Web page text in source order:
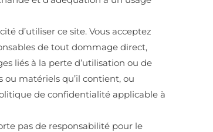
d’utiliser ce site. Vous acceptez
de tout dommage direct,
liés à la perte d’utilisation ou de
ou matériels qu’il contient, ou
de confidentialité applicable à
pas de responsabilité pour le